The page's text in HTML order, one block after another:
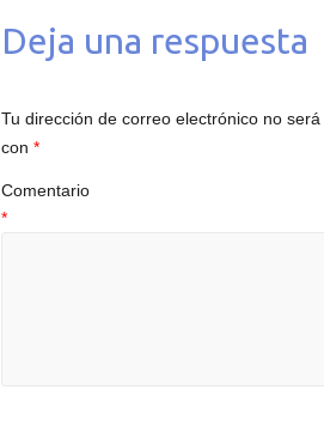
Deja una respuesta
Tu dirección de correo electrónico no
con*
Comentario
*